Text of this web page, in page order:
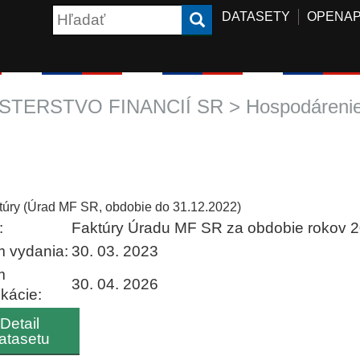
DATASETY
FINANCIÍ SR >
(Úrad MF SR, obdobie do 31.12.2022)
Faktúry Úradu MF SR za obdobie rokov
vydania: 30. 03. 2023
30. 04. 2026
Detail